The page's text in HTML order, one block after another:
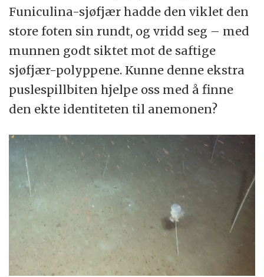
Funiculina-sjøfjær hadde den viklet den
store foten sin rundt, og vridd seg – med
munnen godt siktet mot de saftige
sjøfjær-polyppene. Kunne denne ekstra
puslespillbiten hjelpe oss med å finne
den ekte identiteten til anemonen?